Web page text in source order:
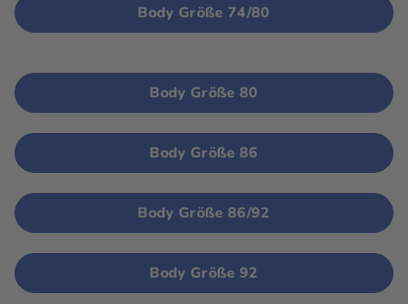
Body Größe 74/80
Body Größe 80
Body Größe 86
Body Größe 86/92
Body Größe 92